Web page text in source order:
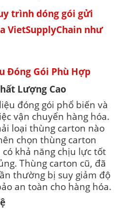
trình dóng gói gửi
VietSupplyChain như
Đóng Gói Phù Hợp
Lượng Cao
đóng gói phổ biến và
vận chuyển hàng hóa.
loại thùng carton nào
chọn thùng carton
khả năng chịu lực tốt
Thùng carton cũ, đã
thường bị suy giảm độ
an toàn cho hàng hóa.